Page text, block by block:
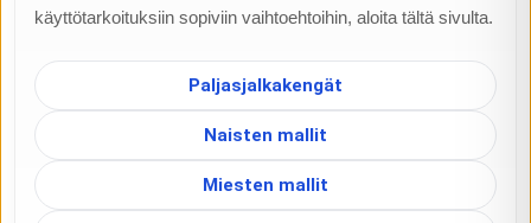
käyttötarkoituksiin sopiviin vaihtoehtoihin, aloita tältä sivulta.
Paljasjalkakengät
Naisten mallit
Miesten mallit